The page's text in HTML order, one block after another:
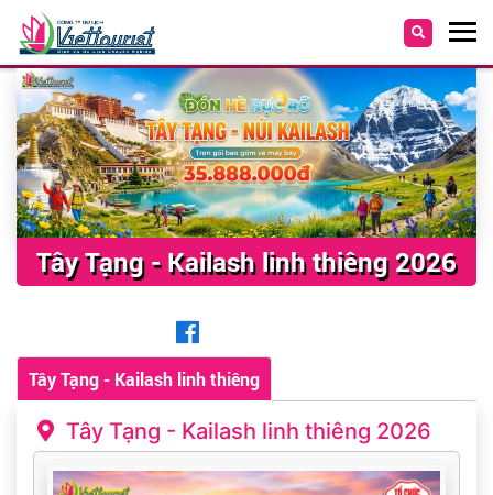
Tây Tạng - Kailash linh thiêng 2026
Tây Tạng - Kailash linh thiêng
Tây Tạng - Kailash linh thiêng 2026